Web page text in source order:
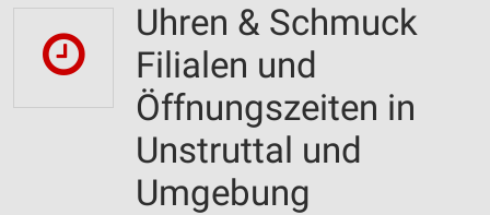
Uhren & Schmuck
Filialen und
Öffnungszeiten in
Unstruttal und
Umgebung